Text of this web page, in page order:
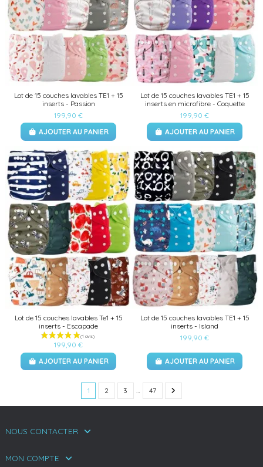
(1 avis)
Lot de 15 couches lavables TE1 + 15
inserts - Passion
199,90 €
AJOUTER AU PANIER
Lot de 15 couches lavables TE1 + 15
inserts en microfibre - Coquette
199,90 €
AJOUTER AU PANIER
Lot de 15 couches lavables Te1 + 15
inserts - Escapade
199,90 €
AJOUTER AU PANIER
Lot de 15 couches lavables TE1 + 15
inserts - Island
199,90 €
AJOUTER AU PANIER
1 2 3 47
NOUS CONTACTER
MON COMPTE